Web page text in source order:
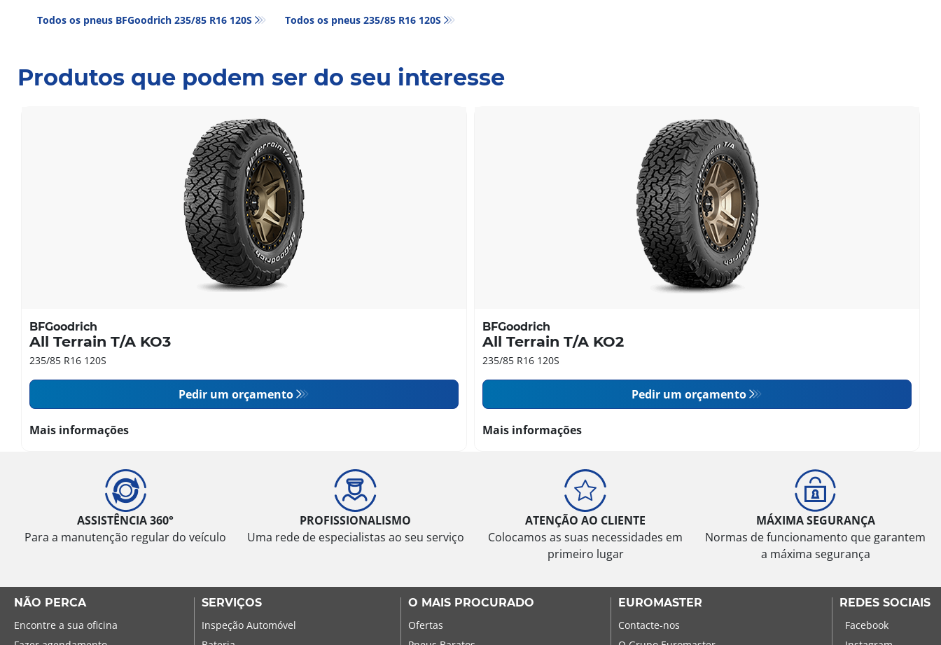
Todos os pneus BFGoodrich 235/85 R16 120S Todos os pneus‎ 235/85 R16 120S
Produtos que podem ser do seu interesse
BFGoodrich
All Terrain T/A KO3
235/85 R16 120S
Pedir um orçamento
Mais informações
BFGoodrich
All Terrain T/A KO2
235/85 R16 120S
Pedir um orçamento
Mais informações
ASSISTÊNCIA 360°
Para a manutenção regular do veículo
PROFISSIONALISMO
Uma rede de especialistas ao seu serviço
ATENÇÃO AO CLIENTE
Colocamos as suas necessidades em
primeiro lugar
MÁXIMA SEGURANÇA
Normas de funcionamento que garantem
a máxima segurança
NÃO PERCA
Encontre a sua oficina
SERVIÇOS
Inspeção Automóvel
O MAIS PROCURADO
Ofertas
EUROMASTER
Contacte-nos
REDES SOCIAIS
Facebook